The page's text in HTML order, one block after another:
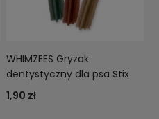
WHIMZEES Gryzak
dentystyczny dla psa Stix
1,90 zł